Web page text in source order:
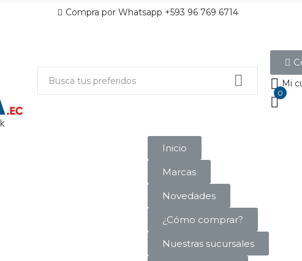
Compra por Whatsapp +593 96 769 6714
Mi
0
Inicio
Marcas
Novedades
¿Cómo comprar?
Nuestras sucursales